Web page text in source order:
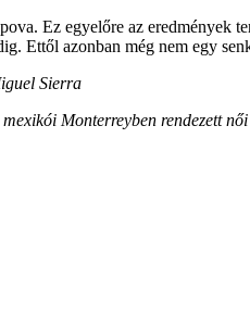
Ez egyelőre az eredmények
Ettől azonban még nem egy
Sierra
Monterreyben rendezett